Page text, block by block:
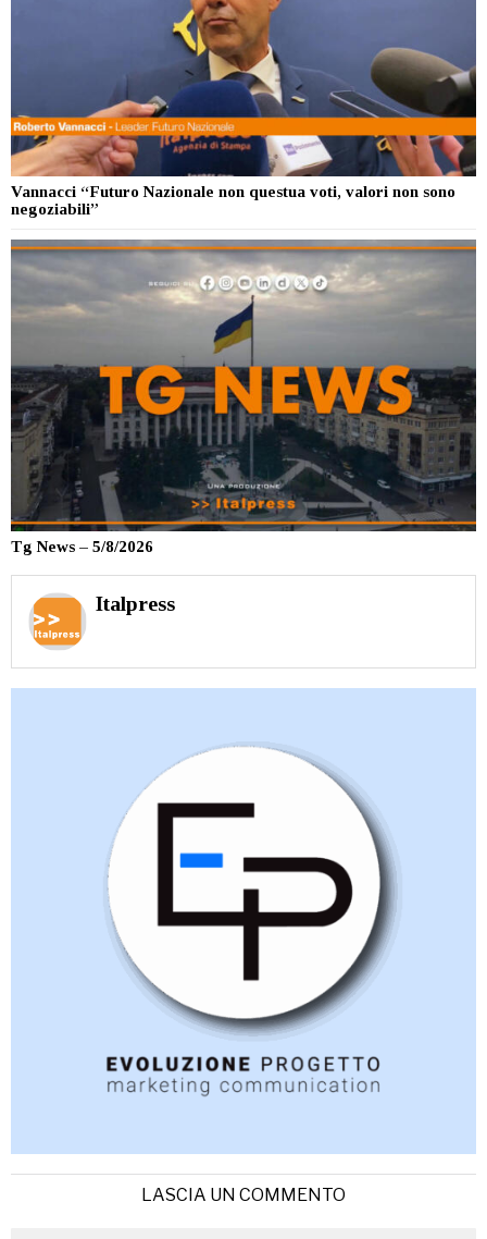
Vannacci “Futuro Nazionale non questua voti, valori non sono
negoziabili”
Tg News – 5/8/2026
Italpress
LASCIA UN COMMENTO